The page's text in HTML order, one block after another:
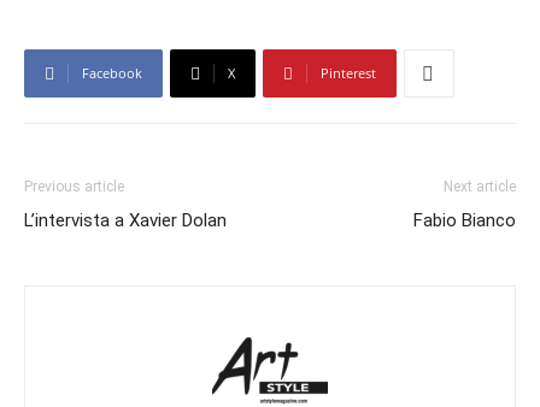
Facebook X Pinterest
Previous article
L’intervista a Xavier Dolan
Next article
Fabio Bianco